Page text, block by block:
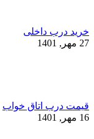
خرید درب داخلی
27 مهر, 1401
قیمت درب اتاق خواب
16 مهر, 1401